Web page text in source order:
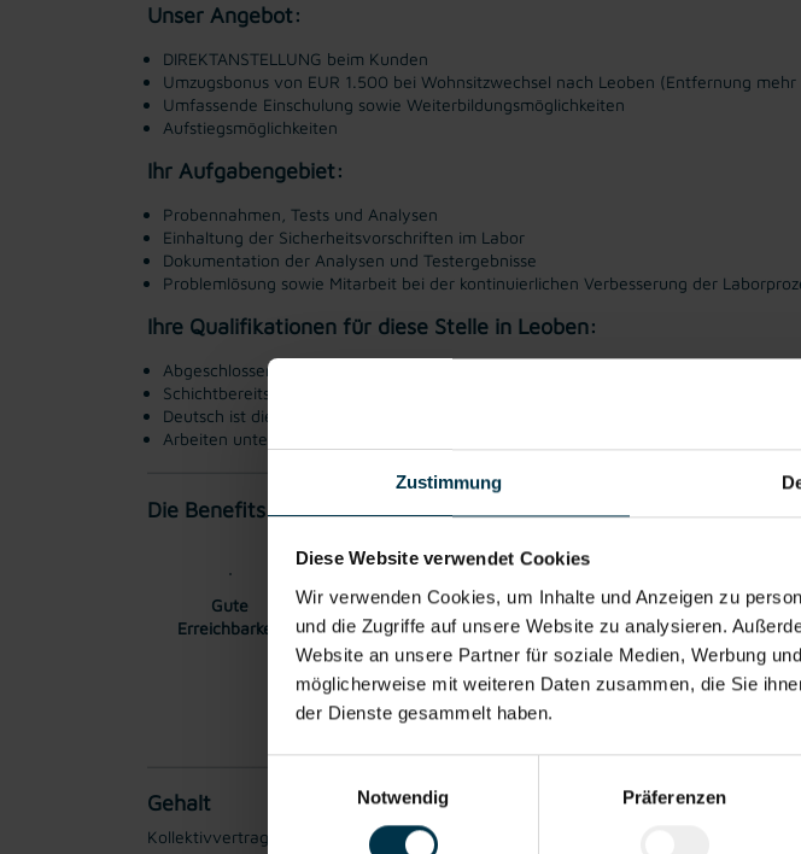
Zustimmung
Diese Website verwendet Cookies
Wir verwenden Cookies, um Inhalte und Anzeigen zu
und die Zugriffe auf unsere Website zu analysieren.
Website an unsere Partner für soziale Medien, Werbung
möglicherweise mit weiteren Daten zusammen, die Sie
der Dienste gesammelt haben.
Notwendig
Präferenzen
Unser Angebot:
DIREKTANSTELLUNG beim Kunden
Umzugsbonus von EUR 1.500 bei Wohnsitzwechsel nach Leoben (Entfernung
Umfassende Einschulung sowie Weiterbildungsmöglichkeiten
Aufstiegsmöglichkeiten
Ihr Aufgabengebiet:
Probennahmen, Tests und Analysen
Einhaltung der Sicherheitsvorschriften im Labor
Dokumentation der Analysen und Testergebnisse
Problemlösung sowie Mitarbeit bei der kontinuierlichen Verbesserung der
Ihre Qualifikationen für diese Stelle in Leoben:
Abgeschlossene Ausbildung im Bereich Chemie oder in einem verwandten Bereich
Schichtbereitschaft
Deutsch ist die Arbeitssprache
Arbeiten unter Reinraumbedingungen
Die Benefits:
Gute
Erreichbarkeit
Gratis Parkplatz Weiterbildung
Kantine/
Betriebsrestaurant
Gehalt
Kollektivvertraglicher Mindestlohn EUR 3.009,82 brutto pro Monat. Überzahlung auf